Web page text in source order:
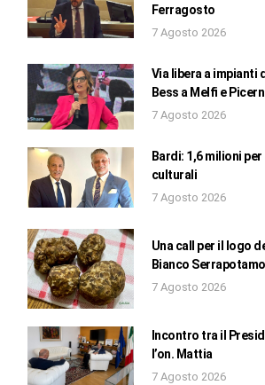
Ferragosto
7 Agosto 2026
Via libera a impianti
Bess a Melfi e
7 Agosto 2026
Bardi: 1,6 milioni
culturali
7 Agosto 2026
Una call per il logo
Bianco
7 Agosto 2026
Incontro tra il
l’on. Mattia
7 Agosto 2026